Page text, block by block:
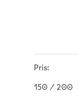
Pris:
150 / 200